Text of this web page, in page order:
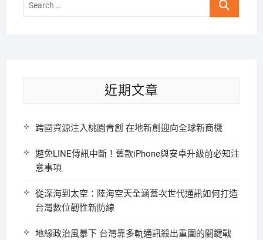
近期文章
跨國資源注入桃園青創 在地新創迎向全球新商機
避免LINE傳訊中斷！舊款iPhone與安卓升級前必知注
意事項
從深海到太空：陸海空天全涵蓋次世代通訊如何打造
台灣數位韌性新防線
地緣政治風暴下 台灣靠多軌通訊殺出重圍的關鍵戰